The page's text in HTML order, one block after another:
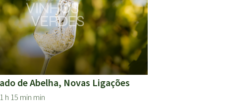
de Abelha, Novas Ligações
1 h 15 min min